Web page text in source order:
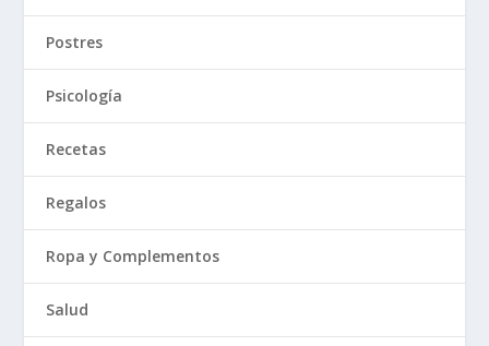
Postres
Psicología
Recetas
Regalos
Ropa y Complementos
Salud